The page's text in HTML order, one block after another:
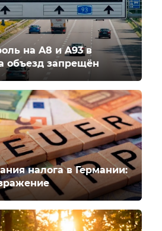
на A8 и A93 в
объезд запрещён
налога в Германии: